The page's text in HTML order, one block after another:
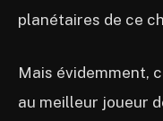
planétaires de ce
Mais évidemment,
au meilleur joueur